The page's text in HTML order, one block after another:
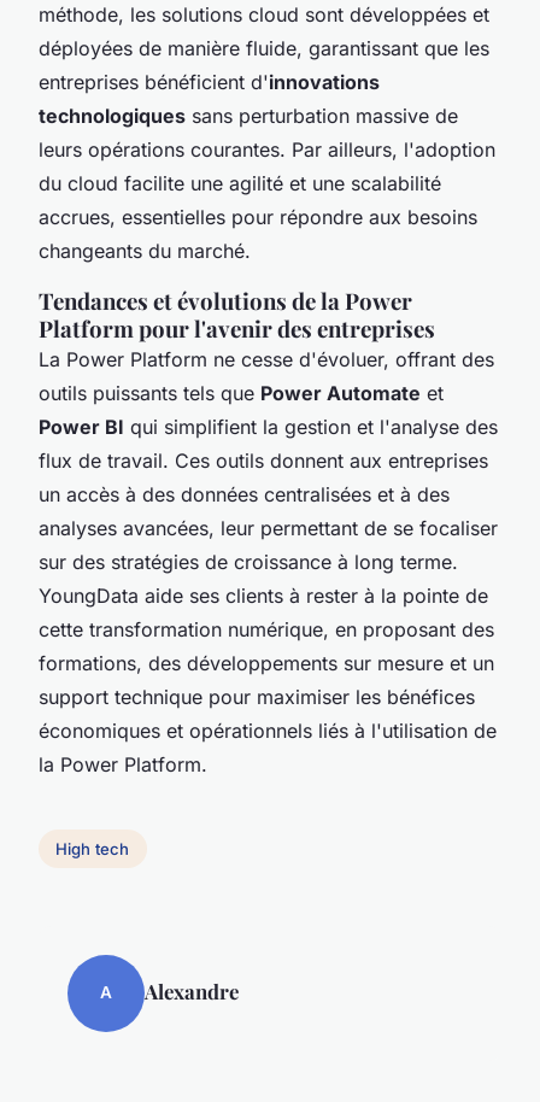
méthode, les solutions cloud sont développées et
déployées de manière fluide, garantissant que les
entreprises bénéficient d'innovations
technologiques sans perturbation massive de
leurs opérations courantes. Par ailleurs, l'adoption
du cloud facilite une agilité et une scalabilité
accrues, essentielles pour répondre aux besoins
changeants du marché.
Tendances et évolutions de la Power
Platform pour l'avenir des entreprises
La Power Platform ne cesse d'évoluer, offrant des
outils puissants tels que Power Automate et
Power BI qui simplifient la gestion et l'analyse des
flux de travail. Ces outils donnent aux entreprises
un accès à des données centralisées et à des
analyses avancées, leur permettant de se focaliser
sur des stratégies de croissance à long terme.
YoungData aide ses clients à rester à la pointe de
cette transformation numérique, en proposant des
formations, des développements sur mesure et un
support technique pour maximiser les bénéfices
économiques et opérationnels liés à l'utilisation de
la Power Platform.
High tech
A Alexandre